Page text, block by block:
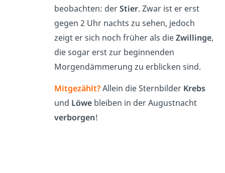
beobachten: derStier. Zwar ist er erst
gegen 2 Uhr nachts zu sehen, jedoch
zeigt er sich noch früher als dieZwillinge,
die sogar erst zur beginnenden
Morgendämmerung zu erblicken sind.
Mitgezählt?Allein die Sternbilder Krebs
und Löwebleiben in der Augustnacht
verborgen!